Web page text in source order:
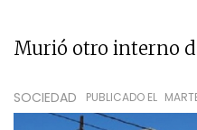
Murió otro interno
SOCIEDAD PUBLICADO EL